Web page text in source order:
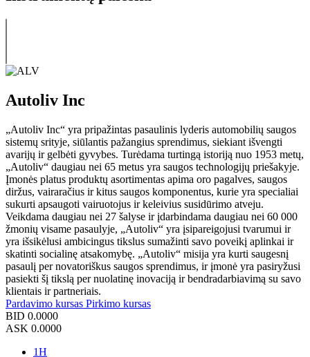
Autoliv Inc
„Autoliv Inc“ yra pripažintas pasaulinis lyderis automobilių saugos
sistemų srityje, siūlantis pažangius sprendimus, siekiant išvengti
avarijų ir gelbėti gyvybes. Turėdama turtingą istoriją nuo 1953 metų,
„Autoliv“ daugiau nei 65 metus yra saugos technologijų priešakyje.
Įmonės platus produktų asortimentas apima oro pagalves, saugos
diržus, vairaračius ir kitus saugos komponentus, kurie yra specialiai
sukurti apsaugoti vairuotojus ir keleivius susidūrimo atveju.
Veikdama daugiau nei 27 šalyse ir įdarbindama daugiau nei 60 000
žmonių visame pasaulyje, „Autoliv“ yra įsipareigojusi tvarumui ir
yra išsikėlusi ambicingus tikslus sumažinti savo poveikį aplinkai ir
skatinti socialinę atsakomybę. „Autoliv“ misija yra kurti saugesnį
pasaulį per novatoriškus saugos sprendimus, ir įmonė yra pasiryžusi
pasiekti šį tikslą per nuolatinę inovaciją ir bendradarbiavimą su savo
klientais ir partneriais.
Pardavimo kursas Pirkimo kursas
BID 0.0000
ASK 0.0000
1H